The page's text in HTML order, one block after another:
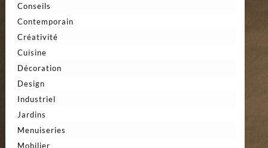
Conseils
Contemporain
Créativité
Cuisine
Décoration
Design
Industriel
Jardins
Menuiseries
Mobilier